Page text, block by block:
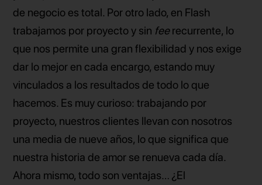
de negocio es total. Por otro lado, en Flash
trabajamos por proyecto y sin feerecurrente, lo
que nos permite una gran flexibilidad y nos exige
dar lo mejor en cada encargo, estando muy
vinculados a los resultados de todo lo que
hacemos. Es muy curioso: trabajando por
proyecto, nuestros clientes llevan con nosotros
una media de nueve años, lo que significa que
nuestra historia de amor se renueva cada día.
Ahora mismo, todo son ventajas… ¿El